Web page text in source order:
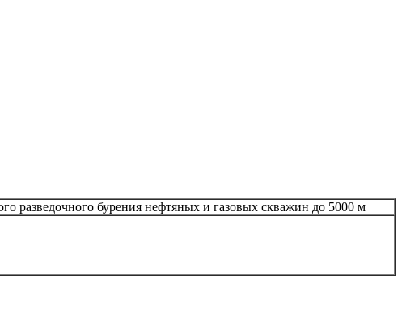
разведочного бурения нефтяных и газовых скважин до 5000 м